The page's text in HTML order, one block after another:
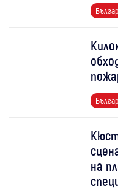
на